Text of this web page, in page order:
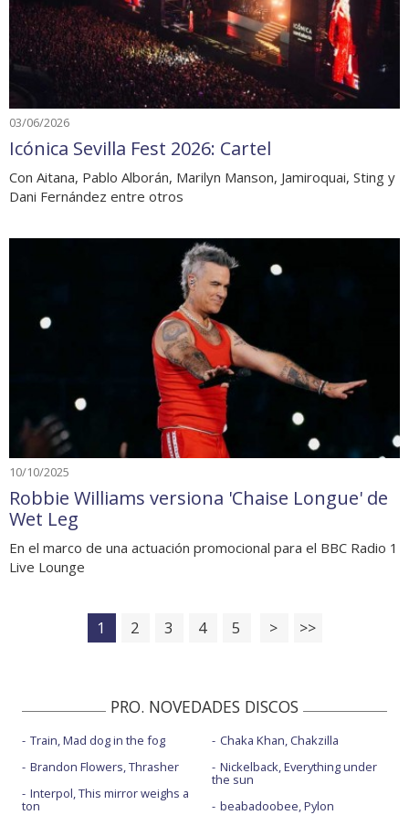
03/06/2026
Icónica Sevilla Fest 2026: Cartel
Con Aitana, Pablo Alborán, Marilyn Manson, Jamiroquai, Sting y
Dani Fernández entre otros
10/10/2025
Robbie Williams versiona 'Chaise Longue' de
Wet Leg
En el marco de una actuación promocional para el BBC Radio 1
Live Lounge
1 2 3 4 5 > >>
PRO. NOVEDADES DISCOS
Train, Mad dog in the fog
Brandon Flowers, Thrasher
Interpol, This mirror weighs a
ton
Chaka Khan, Chakzilla
Nickelback, Everything under
the sun
beabadoobee, Pylon